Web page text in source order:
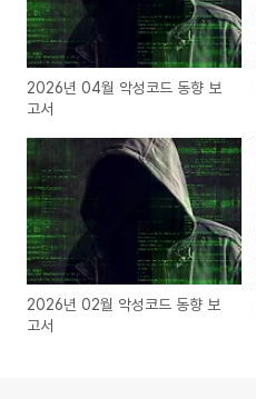
2026년 04월 악성코드 동향 보
고서
2026년 02월 악성코드 동향 보
고서